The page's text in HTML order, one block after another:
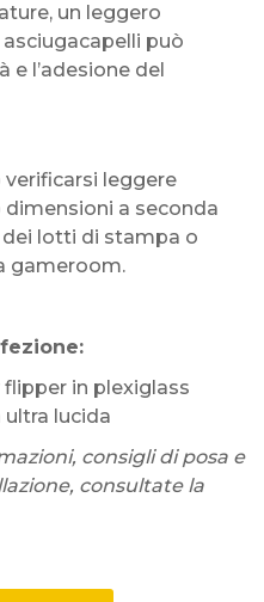
un leggero
può
l’adesione del
verificarsi leggere
a seconda
lotti di stampa o
gameroom.
flipper in plexiglass
lucida
consigli di posa e
consultate la